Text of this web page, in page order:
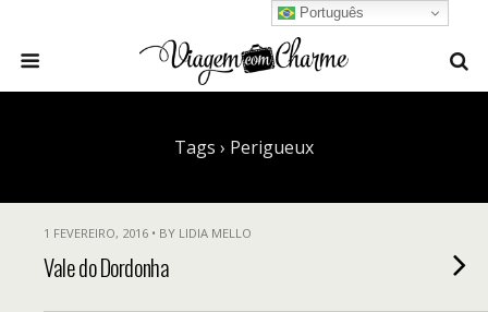
Tags › Perigueux
1 FEVEREIRO, 2016 • BY LIDIA MELLO
Vale do Dordonha
Português